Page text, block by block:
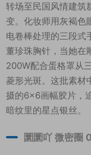
转场至民国风情建筑
变。化妆师用灰褐色
电卷棒处理的三段式
董珍珠胸针，当她在
200W配合蛋格罩从
菱形光斑。这批素材
摄的6×6画幅胶片，
暗纹里的星点银丝。
圜圜吖 微密